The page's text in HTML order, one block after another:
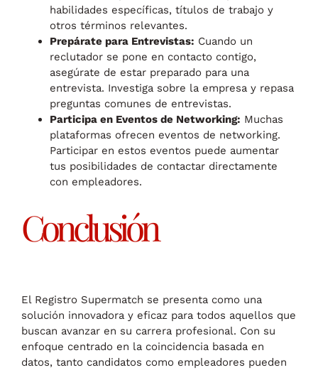
habilidades específicas, títulos de trabajo y
otros términos relevantes.
Prepárate para Entrevistas: Cuando un
reclutador se pone en contacto contigo,
asegúrate de estar preparado para una
entrevista. Investiga sobre la empresa y repasa
preguntas comunes de entrevistas.
Participa en Eventos de Networking: Muchas
plataformas ofrecen eventos de networking.
Participar en estos eventos puede aumentar
tus posibilidades de contactar directamente
con empleadores.
Conclusión
El Registro Supermatch se presenta como una
solución innovadora y eficaz para todos aquellos que
buscan avanzar en su carrera profesional. Con su
enfoque centrado en la coincidencia basada en
datos, tanto candidatos como empleadores pueden